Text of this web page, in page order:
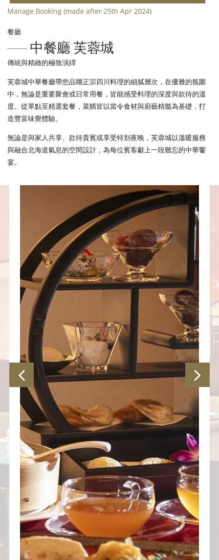
Manage Booking (made after 25th Apr 2024)
餐廳
中餐廳 芙蓉城
傳統與精緻的極致演繹
芙蓉城中華餐廳帶您品嚐正宗四川料理的細膩層次，在優雅的氛圍
中，無論是重要聚會或日常用餐，皆能感受料理的深度與款待的溫
度。從單點至精選套餐，菜餚皆以當令食材與廚藝精髓為基礎，打
造豐富味覺體驗。
無論是與家人共享、款待貴賓或享受特別夜晚，芙蓉城以溫暖服務
與融合北海道氣息的空間設計，為每位賓客獻上一段難忘的中華饗
宴。